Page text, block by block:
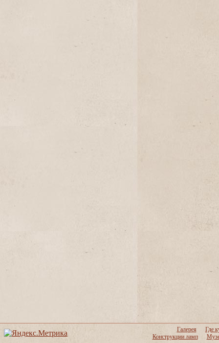
Галерея
Где
Конструкции ламп